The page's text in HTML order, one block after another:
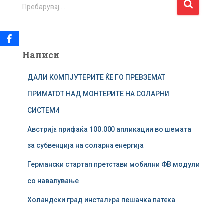
П
р
р
Пребарувај …
Написи
ДАЛИ КОМПЈУТЕРИТЕ ЌЕ ГО ПРЕВЗЕМАТ
ПРИМАТОТ НАД МОНТЕРИТЕ НА СОЛАРНИ
СИСТЕМИ
Австрија прифаќа 100.000 апликации во шемата
за субвенција на соларна енергија
Германски стартап претстави мобилни ФВ модули
со навалување
Холандски град инсталира пешачка патека